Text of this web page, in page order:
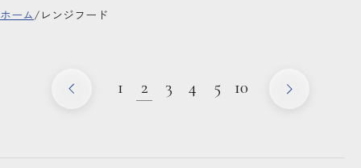
ホーム/ レンジフード
1 2 3 4 5 10